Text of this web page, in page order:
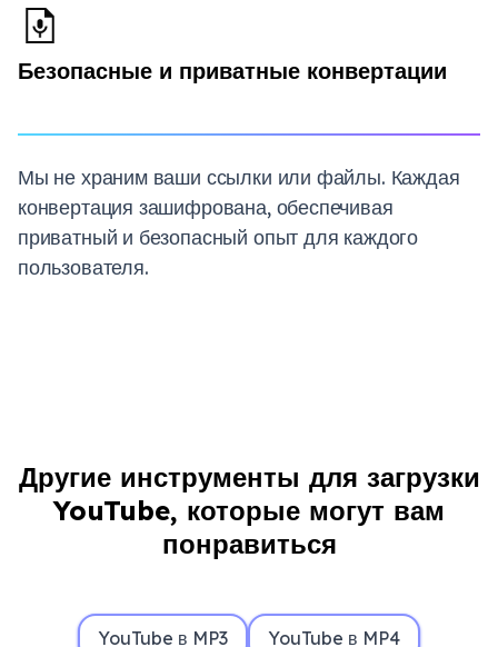
Безопасные и приватные конвертации
Мы не храним ваши ссылки или файлы. Каждая
конвертация зашифрована, обеспечивая
приватный и безопасный опыт для каждого
пользователя.
Другие инструменты для загрузки
YouTube, которые могут вам
понравиться
YouTube в MP3 YouTube в MP4